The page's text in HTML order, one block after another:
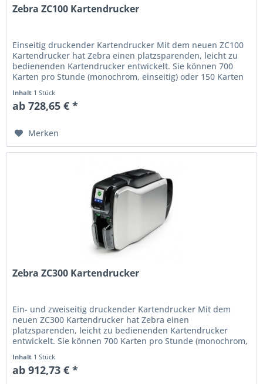
Zebra ZC100 Kartendrucker
Einseitig druckender Kartendrucker Mit dem neuen ZC100
Kartendrucker hat Zebra einen platzsparenden, leicht zu
bedienenden Kartendrucker entwickelt. Sie können 700
Karten pro Stunde (monochrom, einseitig) oder 150 Karten
Inhalt 1 Stück
ab 728,65 € *
Merken
Zebra ZC300 Kartendrucker
Ein- und zweiseitig druckender Kartendrucker Mit dem
neuen ZC300 Kartendrucker hat Zebra einen
platzsparenden, leicht zu bedienenden Kartendrucker
entwickelt. Sie können 700 Karten pro Stunde (monochrom,
Inhalt 1 Stück
ab 912,73 € *